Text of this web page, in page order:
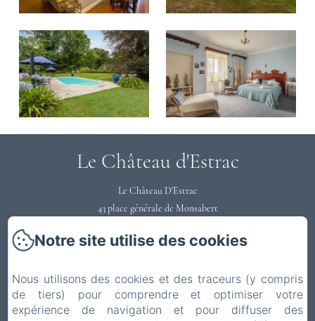
Le Château d'Estrac
Le Château D'Estrac
43 place générale de Monsabert
0558731220
Accueil
Votre Séjour
Notre site utilise des cookies
Nous utilisons des cookies et des traceurs (y compris
de tiers) pour comprendre et optimiser votre
expérience de navigation et pour diffuser des